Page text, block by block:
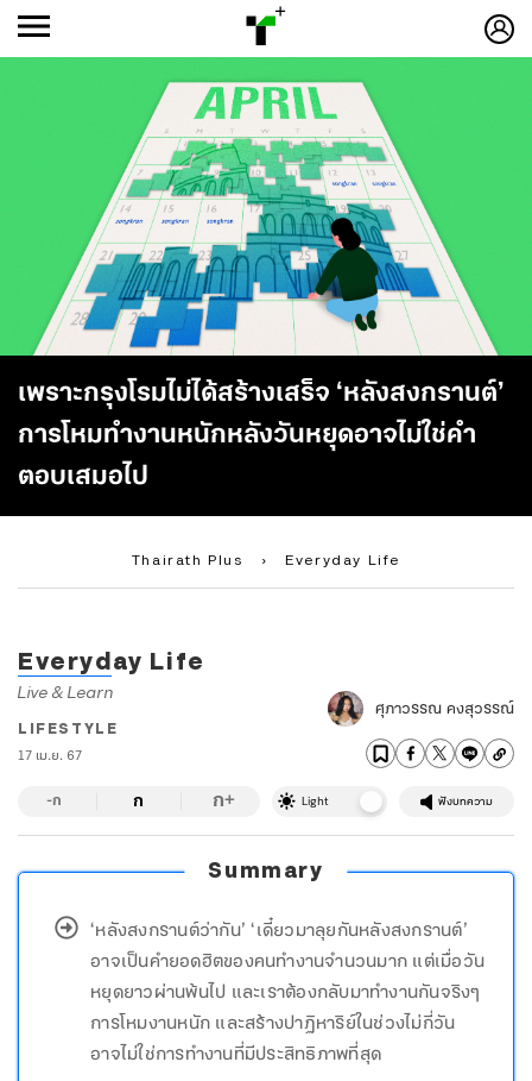
เพราะกรุงโรมไม่ได้สร้างเสร็จ ‘หลังสงกรานต์’
การโหมทำงานหนักหลังวันหยุดอาจไม่ใช่คำ
ตอบเสมอไป
Thairath Plus › Everyday Life
-ก
Everyday Life
Live & Learn
LIFESTYLE
17 เม.ย. 67
ศุภาวรรณ คงสุวรรณ์
-ก ก ก+ Light ฟังบทความ
Summary
‘หลังสงกรานต์ว่ากัน’ ‘เดี๋ยวมาลุยกันหลังสงกรานต์’
อาจเป็นคำยอดฮิตของคนทำงานจำนวนมาก แต่เมื่อวัน
หยุดยาวผ่านพ้นไป และเราต้องกลับมาทำงานกันจริงๆ
การโหมงานหนัก และสร้างปาฏิหาริย์ในช่วงไม่กี่วัน
อาจไม่ใช่การทำงานที่มีประสิทธิภาพที่สุด